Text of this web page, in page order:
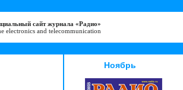
сайт журнала «Радио»
electronics and telecommunication
Ноябрь